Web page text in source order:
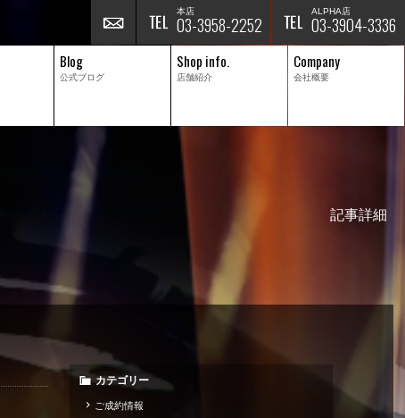
ALPHA店
03-3904-3336
本店
03-3958-2252
Blog
公式ブログ
Shop info.
店舗紹介
Company
会社概要
記事詳細
カテゴリー
ご成約情報